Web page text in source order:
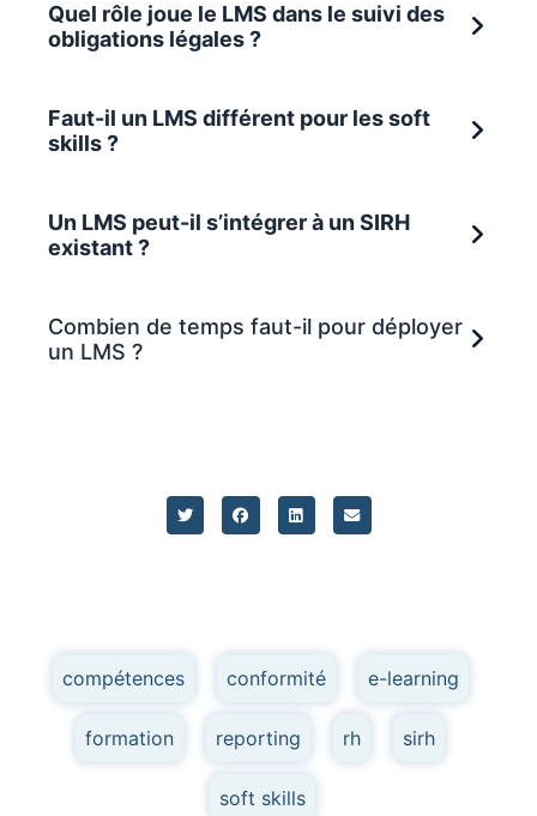
Quel rôle joue le LMS dans le suivi des
obligations légales ?
Faut-il un LMS différent pour les soft
skills ?
Un LMS peut-il s’intégrer à un SIRH
existant ?
Combien de temps faut-il pour déployer
un LMS ?
compétences conformité e-learning
formation reporting rh sirh
soft skills